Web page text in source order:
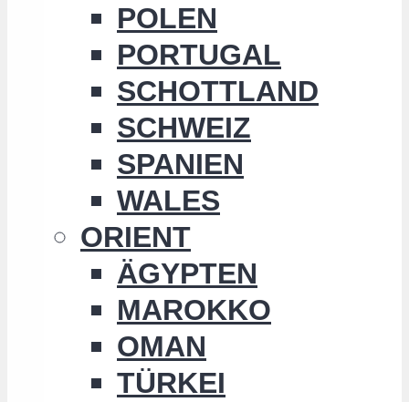
POLEN
PORTUGAL
SCHOTTLAND
SCHWEIZ
SPANIEN
WALES
ORIENT
ÄGYPTEN
MAROKKO
OMAN
TÜRKEI